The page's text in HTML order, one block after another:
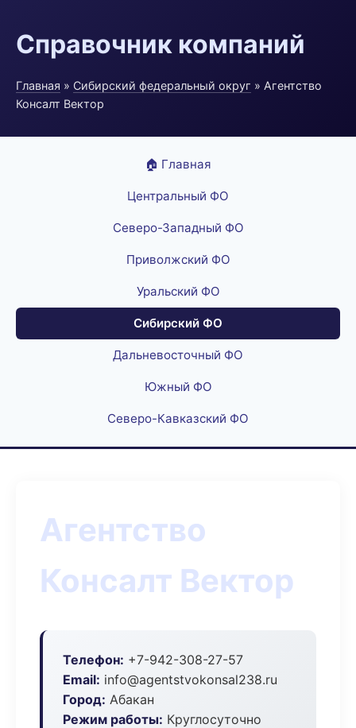
Справочник компаний
Главная » Сибирский федеральный округ » Агентство
Консалт Вектор
🏠 Главная
Центральный ФО
Северо-Западный ФО
Приволжский ФО
Уральский ФО
Сибирский ФО
Дальневосточный ФО
Южный ФО
Северо-Кавказский ФО
Агентство
Консалт Вектор
Телефон: +7-942-308-27-57
Email: info@agentstvokonsal238.ru
Город: Абакан
Режим работы: Круглосуточно